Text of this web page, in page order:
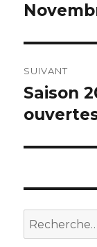
l’article
précédent :
SUIVANT
Article
suivant :
Saison
Recherche
pour